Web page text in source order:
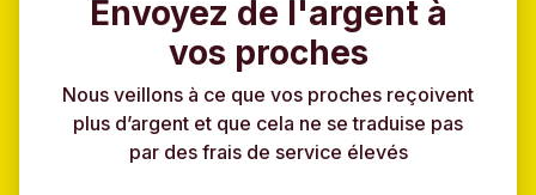
Envoyez de l'argent à
vos proches
Nous veillons à ce que vos proches reçoivent
plus d’argent et que cela ne se traduise pas
par des frais de service élevés